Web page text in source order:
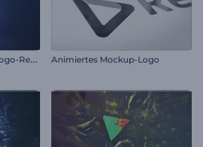
L
ebhafte Zerstreuung Logo-Reveal Animiertes Mockup-Logo